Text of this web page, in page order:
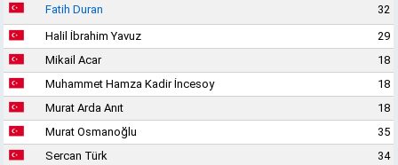
Fatih Duran
32
Halil İbrahim Yavuz
29
Mikail Acar
18
Muhammet Hamza Kadir İncesoy
18
Murat Arda Anıt
18
Murat Osmanoğlu
35
Sercan Türk
34